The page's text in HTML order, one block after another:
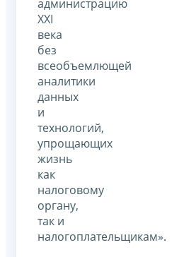
администрацию
XXI
века
без
всеобъемлющей
аналитики
данных
и
технологий,
упрощающих
жизнь
как
налоговому
органу,
так и
налогоплательщикам».